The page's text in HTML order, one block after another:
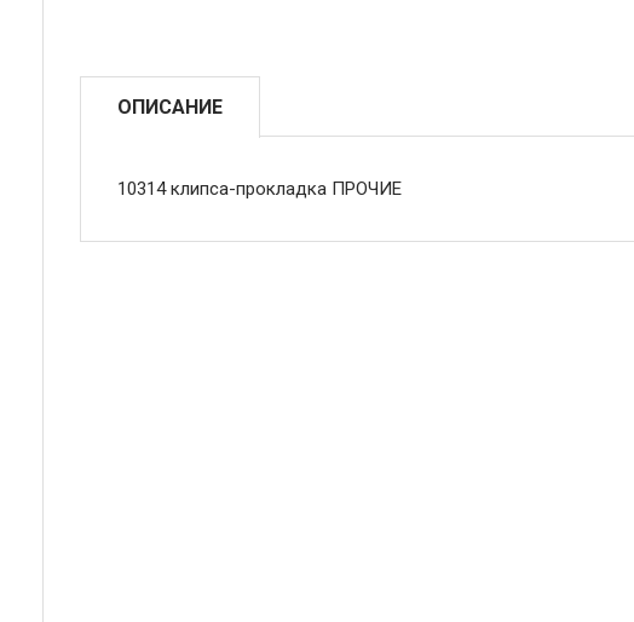
ОПИСАНИЕ
10314 клипса-прокладка ПРОЧИЕ